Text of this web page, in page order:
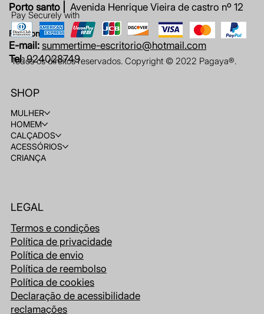
Porto santo |
Avenida Henrique Vieira de castro nº 12
Fale connosco
E-mail: summertime-escritorio@hotmail.com
Tel: 924028749
Pay Securely with
Todos os direitos reservados. Copyright © 2022 Pagaya®.
SHOP
MULHER
HOMEM
CALÇADOS
ACESSÓRIOS
CRIANÇA
LEGAL
Termos e condições
Política de privacidade
Política de envio
Política de reembolso
Política de cookies
Declaração de acessibilidade
reclamações